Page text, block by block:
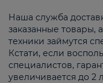
Наша служба
заказанные товары,
техники займутся
Кстати, если
специалистов,
увеличивается до 2